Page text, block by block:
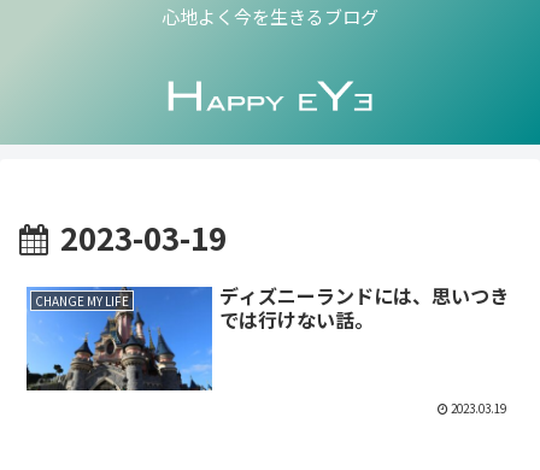
心地よく今を生きるブログ
2023-03-19
CHANGE MY LIFE
ディズニーランドには、思いつき
では行けない話。
2023.03.19